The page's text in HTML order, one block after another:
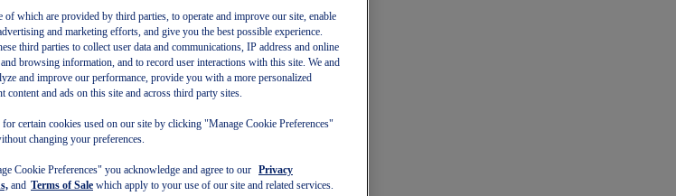
of which are provided by third parties, to operate and improve our site, enable
and marketing efforts, and give you the best possible experience.
third parties to collect user data and communications, IP address and online
browsing information, and to record user interactions with this site. We and
and improve our performance, provide you with a more personalized
content and ads on this site and across third party sites.
certain cookies used on our site by clicking "Manage Cookie Preferences"
changing your preferences.
Cookie Preferences" you acknowledge and agree to our
Privacy
and Terms of Sale which apply to your use of our site and related services.